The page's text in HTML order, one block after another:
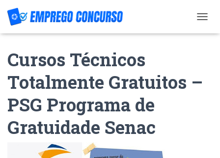
O
Cursos Técnicos
Totalmente Gratuitos –
PSG Programa de
Gratuidade Senac